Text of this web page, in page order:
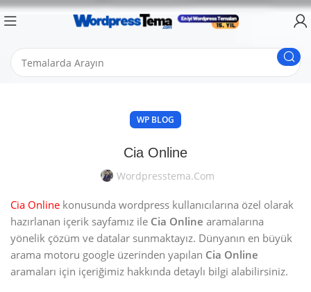
WP BLOG
Cia Online
Wordpresstema.com
Cia Online konusunda wordpress kullanıcılarına özel olarak
hazırlanan içerik sayfamız ile Cia Online aramalarına
yönelik çözüm ve datalar sunmaktayız. Dünyanın en büyük
arama motoru google üzerinden yapılan Cia Online
aramaları için içeriğimiz hakkında detaylı bilgi alabilirsiniz.